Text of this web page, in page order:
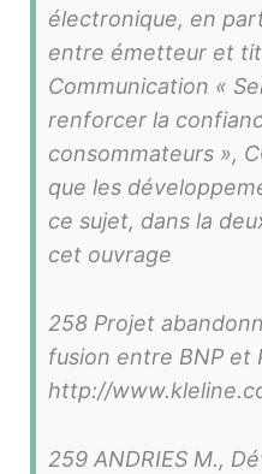
électronique, en
entre émetteur et
Communication «
renforcer la
consommateurs »,
que les
ce sujet, dans la
cet ouvrage
258 Projet
fusion entre BNP et
http://
259 ANDRIES M.,